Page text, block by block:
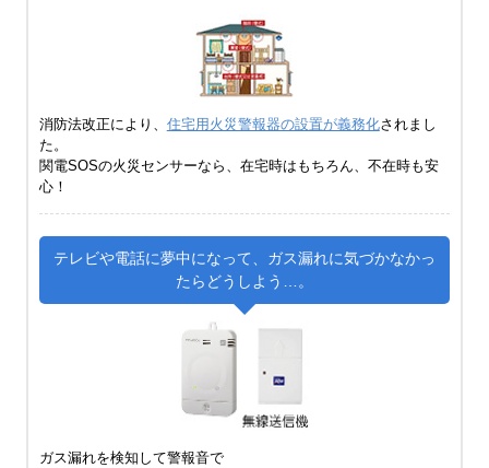
消防法改正により、 住宅用火災警報器の設置が義務化されまし
た。
関電SOSの火災センサーなら、在宅時はもちろん、不在時も安
心！
テレビや電話に夢中になって、ガス漏れに気づかなかっ
たらどうしよう…。
ガス漏れを検知して警報音で